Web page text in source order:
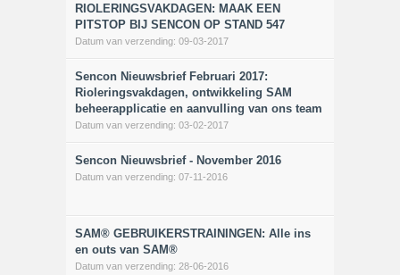
RIOLERINGSVAKDAGEN: MAAK EEN
PITSTOP BIJ SENCON OP STAND 547
Datum van verzending: 09-03-2017
Sencon Nieuwsbrief Februari 2017:
Rioleringsvakdagen, ontwikkeling SAM
beheerapplicatie en aanvulling van ons team
Datum van verzending: 03-02-2017
Sencon Nieuwsbrief - November 2016
Datum van verzending: 07-11-2016
SAM® GEBRUIKERSTRAININGEN: Alle ins
en outs van SAM®
Datum van verzending: 28-06-2016